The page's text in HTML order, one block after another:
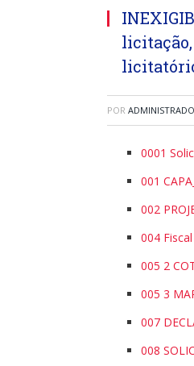
POR
0001
001
002
004
005 2
005 3
007
008